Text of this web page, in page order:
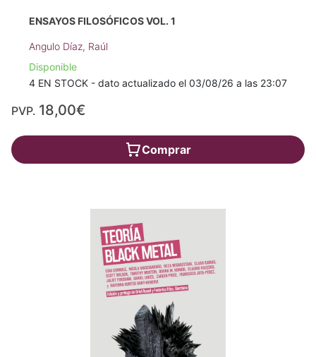
ENSAYOS FILOSÓFICOS VOL. 1
Angulo Díaz, Raúl
Disponible
4 EN STOCK - dato actualizado el 03/08/26 a las 23:07
PVP. 18,00€
Comprar